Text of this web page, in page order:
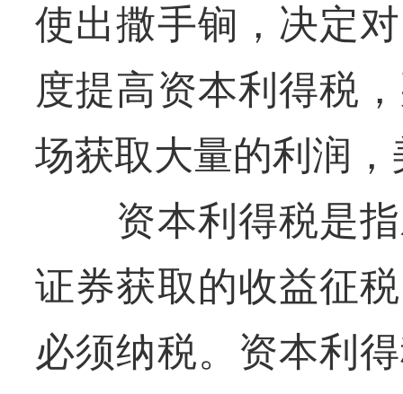
使出撒手锏，决定
度提高资本利得税
场获取大量的利润
资本利得税是指
证券获取的收益征
必须纳税。资本利